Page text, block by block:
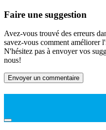
Faire une suggestion
Avez-vous trouvé des erreurs
savez-vous comment améliorer
N'hésitez pas à envoyer vos
nous!
Envoyer un commentaire